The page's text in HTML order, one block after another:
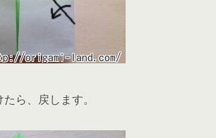
ら、戻します。